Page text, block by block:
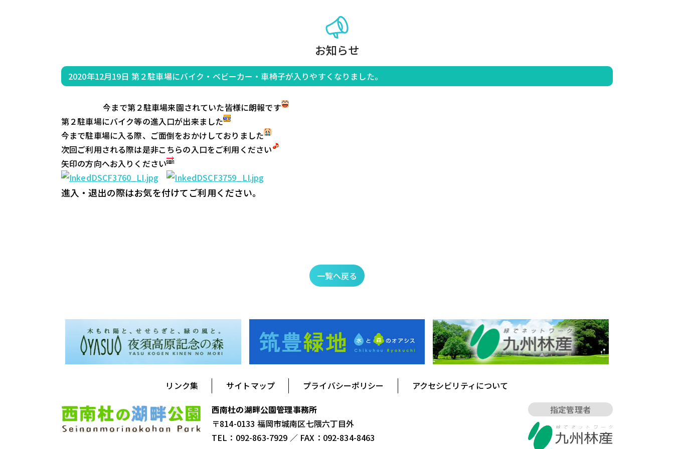
お知らせ
2020年12月19日 第２駐車場にバイク・ベビーカー・車椅子が入りやすくなりました。
                    今まで第２駐車場来園されていた皆様に朗報です
第２駐車場にバイク等の進入口が出来ました
今まで駐車場に入る際、ご面倒をおかけしておりました
次回ご利用される際は是非こちらの入口をご利用ください
矢印の方向へお入りください
一覧へ戻る
リンク集 サイトマップ プライバシーポリシー
アクセシビリティについて
西南杜の湖畔公園管理事務所
〒814-0133 福岡市城南区七隈六丁目外
TEL：092-863-7929 ／ FAX：092-834-8463
指定管理者